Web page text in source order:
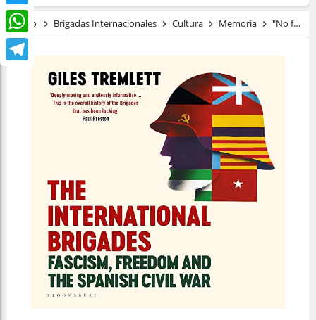
Twitter
WhatsApp
Telegram
Inicio Brigadas Internacionales Cultura Memoria "No fueron 35.000 santos", asegura Giles Tremlett sobre las Brigadas Internacionales